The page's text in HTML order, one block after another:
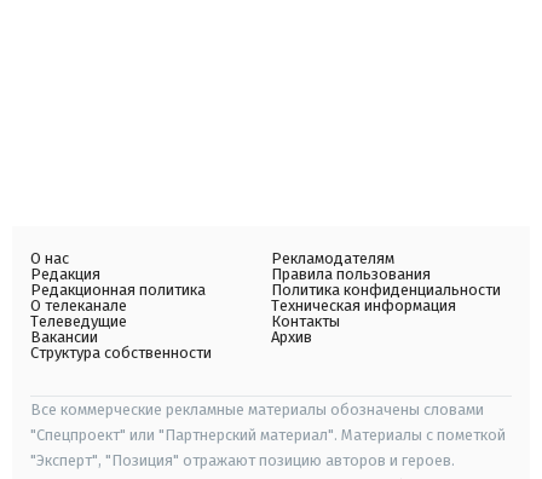
О нас
Редакция
Редакционная политика
О телеканале
Телеведущие
Вакансии
Структура собственности
Рекламодателям
Правила пользования
Политика конфиденциальности
Техническая информация
Контакты
Архив
Все коммерческие рекламные материалы обозначены словами
"Спецпроект" или "Партнерский материал". Материалы с пометкой
"Эксперт", "Позиция" отражают позицию авторов и героев.